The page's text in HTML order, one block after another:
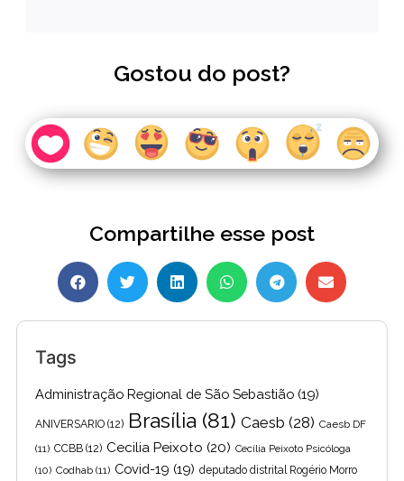
Gostou do post?
Compartilhe esse post
Tags
Administração Regional de São Sebastião (19)
ANIVERSARIO (12) Brasília (81) Caesb (28) Caesb DF
(11) CCBB (12) Cecilia Peixoto (20) Cecília Peixoto Psicóloga
(10) Codhab (11) Covid-19 (19) deputado distrital Rogério Morro